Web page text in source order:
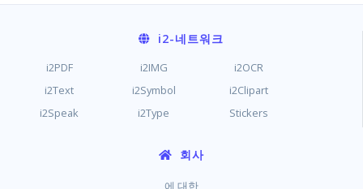
i2-네트워크
i2PDF i2IMG
i2OCR
i2Text
i2Symbol
i2Clipart
i2Speak
i2Type Stickers
회사
에 대한